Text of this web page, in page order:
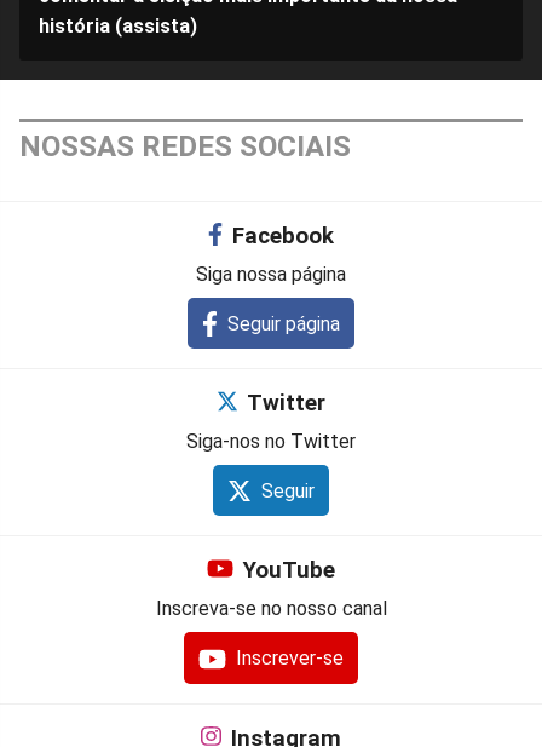
história (assista)
NOSSAS REDES SOCIAIS
Facebook
Siga nossa página
Seguir página
Twitter
Siga-nos no Twitter
Seguir
YouTube
Inscreva-se no nosso canal
Inscrever-se
Instagram